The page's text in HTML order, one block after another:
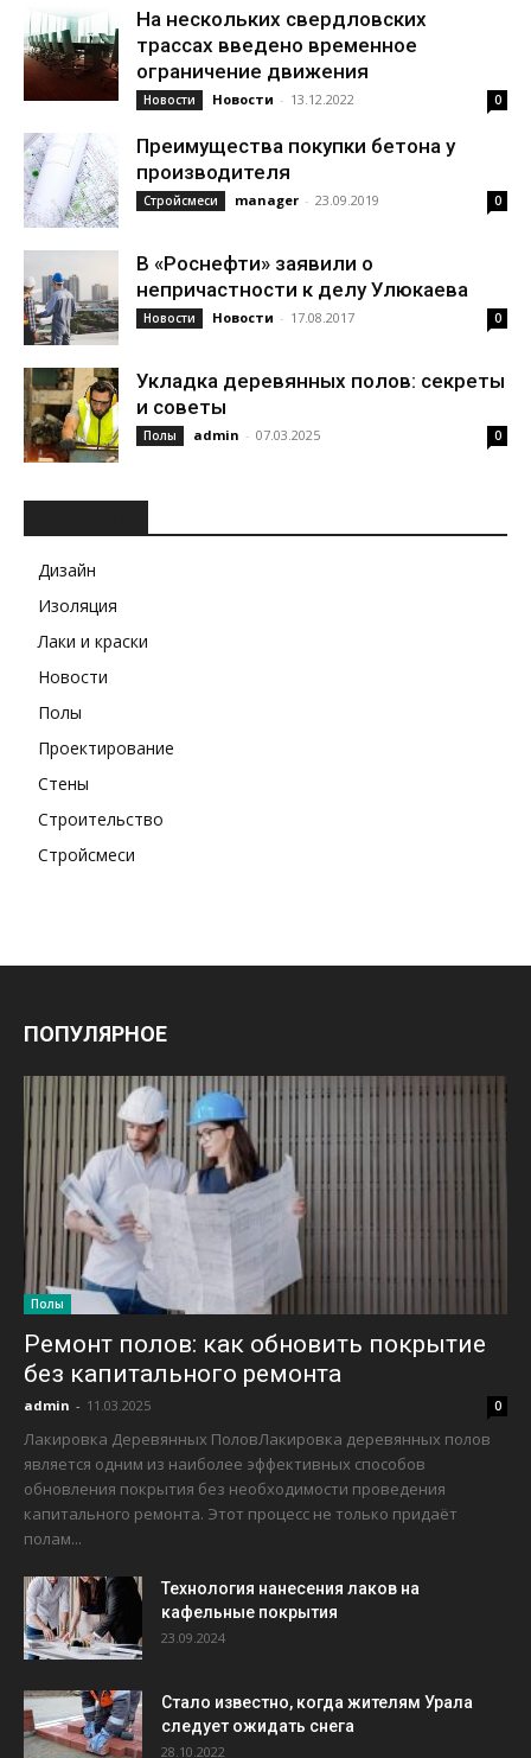
На нескольких свердловских
трассах введено временное
ограничение движения
Новости Новости - 13.12.2022 0
Преимущества покупки бетона у
производителя
Стройсмеси manager - 23.09.2019 0
В «Роснефти» заявили о
непричастности к делу Улюкаева
Новости Новости - 17.08.2017 0
Укладка деревянных полов: секреты
и советы
Полы admin - 07.03.2025 0
Дизайн
Изоляция
Лаки и краски
Новости
Полы
Проектирование
Стены
Строительство
Стройсмеси
ПОПУЛЯРНОЕ
Полы
Ремонт полов: как обновить покрытие
без капитального ремонта
admin - 11.03.2025 0
Лакировка Деревянных ПоловЛакировка деревянных полов
является одним из наиболее эффективных способов
обновления покрытия без необходимости проведения
капитального ремонта. Этот процесс не только придаёт
полам...
Технология нанесения лаков на
кафельные покрытия
23.09.2024
Стало известно, когда жителям Урала
следует ожидать снега
28.10.2022